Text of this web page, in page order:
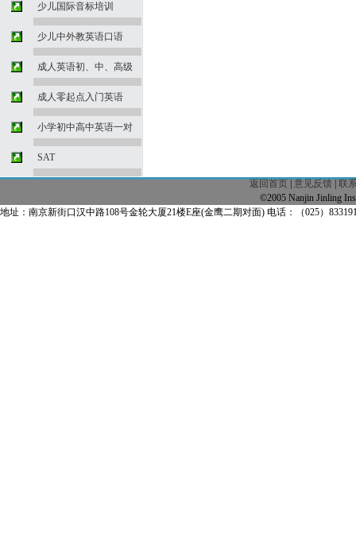
少儿国际音标培训
少儿中外教英语口语
成人英语初、中、高级
成人零起点入门英语
小学初中高中英语一对
SAT
返回首页 意见反馈
联
©2005 Nanjin Jinling
地址：南京新街口汉中路108号金轮大厦21楼E座(金鹰二期对面) 电话：（025）